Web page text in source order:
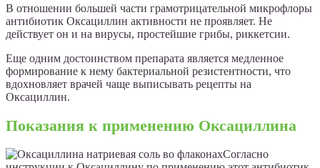
В отношении большей части грамотрицательной микрофлоры
антибиотик Оксациллин активности не проявляет. Не
действует он и на вирусы, простейшие грибы, риккетсии.
Еще одним достоинством препарата является медленное
формирование к нему бактериальной резистентности, что
вдохновляет врачей чаще выписывать рецепты на
Оксациллин.
Показания к применению Оксациллина
Согласно